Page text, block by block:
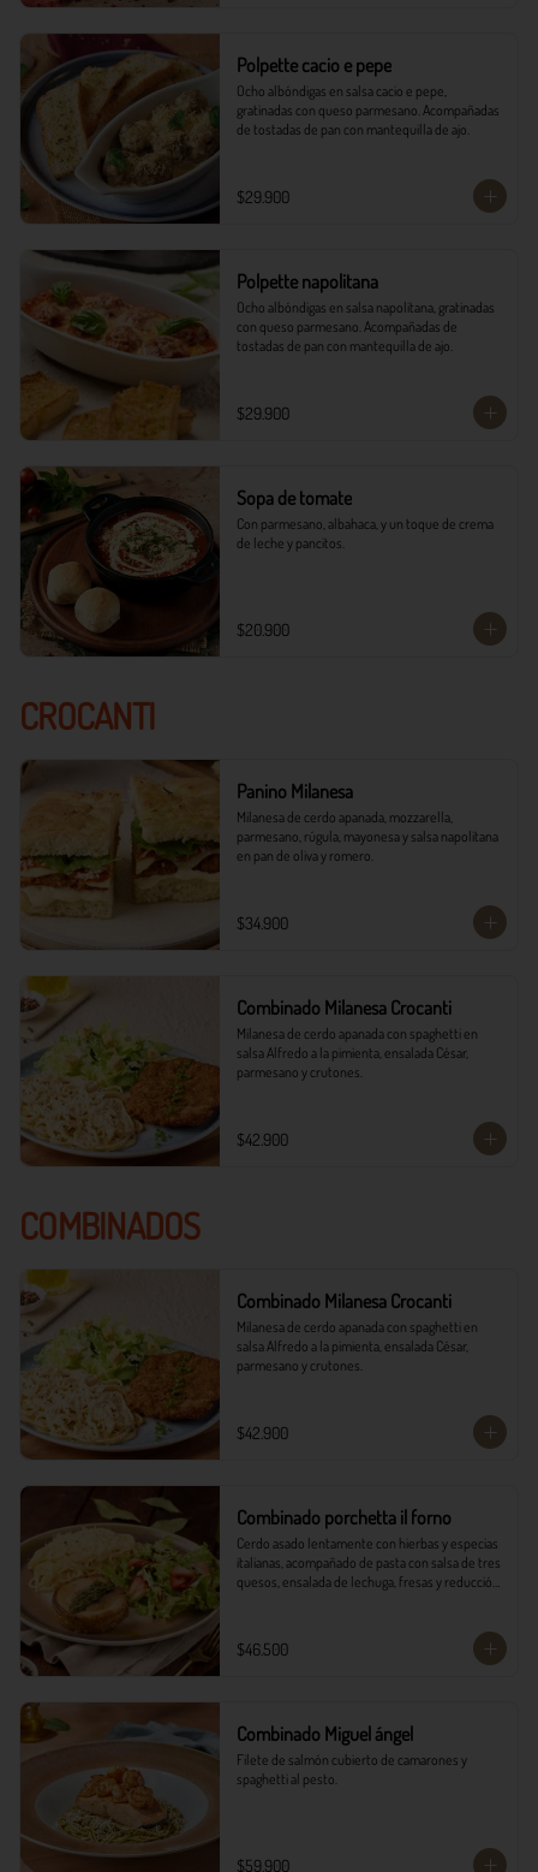
Polpette cacio e pepe
Ocho albóndigas en salsa cacio e pepe,
gratinadas con queso parmesano. Acompañadas
de tostadas de pan con mantequilla de ajo.
$29.900
Polpette napolitana
Ocho albóndigas en salsa napolitana, gratinadas
con queso parmesano. Acompañadas de
tostadas de pan con mantequilla de ajo.
$29.900
Sopa de tomate
Con parmesano, albahaca, y un toque de crema
de leche y pancitos.
$20.900
CROCANTI
Panino Milanesa
Milanesa de cerdo apanada, mozzarella,
parmesano, rúgula, mayonesa y salsa napolitana
en pan de oliva y romero.
$34.900
Combinado Milanesa Crocanti
Milanesa de cerdo apanada con spaghetti en
salsa Alfredo a la pimienta, ensalada César,
parmesano y crutones.
$42.900
COMBINADOS
Combinado Milanesa Crocanti
Milanesa de cerdo apanada con spaghetti en
salsa Alfredo a la pimienta, ensalada César,
parmesano y crutones.
$42.900
Combinado porchetta il forno
Cerdo asado lentamente con hierbas y especias
italianas, acompañado de pasta con salsa de tres
quesos, ensalada de lechuga, fresas y reducción
$46.500
Combinado Miguel ángel
Filete de salmón cubierto de camarones y
spaghetti al pesto.
$59.900